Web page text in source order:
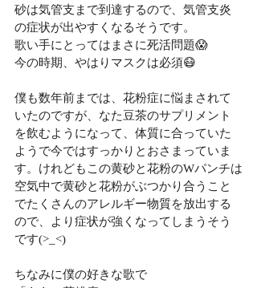
砂は気管支まで到達するので、気管支炎
の症状が出やすくなるそうです。
歌い手にとってはまさに死活問題😱
今の時期、やはりマスクは必須😷
僕も数年前までは、花粉症に悩まされて
いたのですが、なた豆茶のサプリメント
を飲むようになって、体質に合っていた
ようで今ではすっかりとおさまっていま
す。けれどもこの黄砂と花粉のWパンチは
空気中で黄砂と花粉がぶつかり合うこと
でたくさんのアレルギー物質を放出する
ので、より症状が強くなってしまうそう
です(>_<)
ちなみに僕の好きな歌で